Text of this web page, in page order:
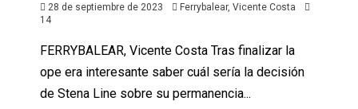
28 de septiembre de 2023
Ferrybalear, Vicente Costa
14
FERRYBALEAR, Vicente Costa Tras finalizar la
ope era interesante saber cuál sería la decisión
de Stena Line sobre su permanencia...